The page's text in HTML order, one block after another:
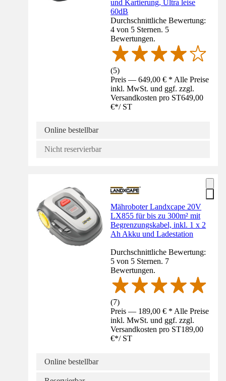
und Kartierung, Ultra leise
60dB
Durchschnittliche Bewertung:
4 von 5 Sternen. 5
Bewertungen.
(5)
Preis — 649,00 € * Alle Preise
inkl. MwSt. und ggf. zzgl.
Versandkosten pro ST649,00
€*/ ST
Online bestellbar
Nicht reservierbar
Mähroboter Landxcape 20V
LX855 für bis zu 300m² mit
Begrenzungskabel, inkl. 1 x 2
Ah Akku und Ladestation
Durchschnittliche Bewertung:
5 von 5 Sternen. 7
Bewertungen.
(7)
Preis — 189,00 € * Alle Preise
inkl. MwSt. und ggf. zzgl.
Versandkosten pro ST189,00
€*/ ST
Online bestellbar